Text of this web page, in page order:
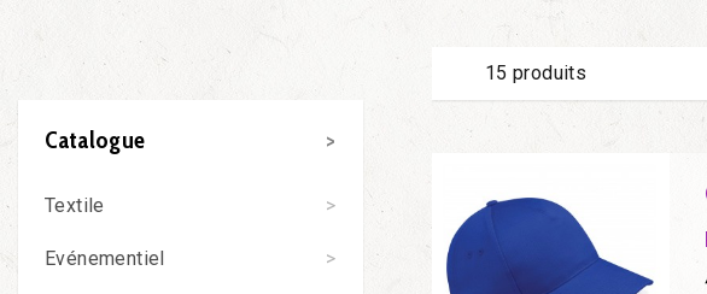
15 produits
Catalogue
Textile
Evénementiel